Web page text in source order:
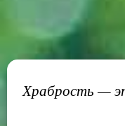
Храбрость —